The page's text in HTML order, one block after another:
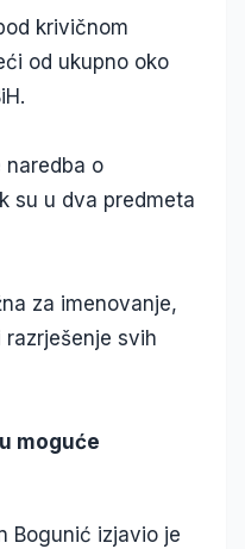
krivičnom
od ukupno oko
naredba o
su u dva predmeta
za imenovanje,
svih
moguće
Bogunić izjavio je